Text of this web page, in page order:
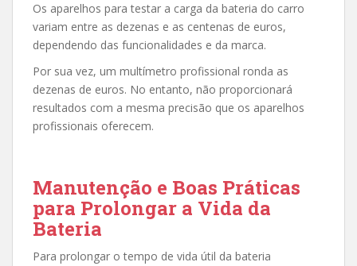
Os aparelhos para testar a carga da bateria do carro
variam entre as dezenas e as centenas de euros,
dependendo das funcionalidades e da marca.
Por sua vez, um multímetro profissional ronda as
dezenas de euros. No entanto, não proporcionará
resultados com a mesma precisão que os aparelhos
profissionais oferecem.
Manutenção e Boas Práticas
para Prolongar a Vida da
Bateria
Para prolongar o tempo de vida útil da bateria